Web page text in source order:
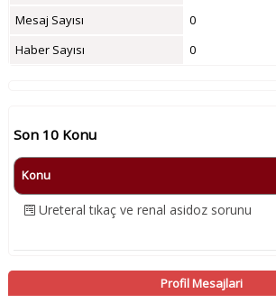
Mesaj Sayısı
0
Haber Sayısı
0
Son 10 Konu
Konu
Ureteral tıkaç ve renal asidoz sorunu
Profil Mesajlari